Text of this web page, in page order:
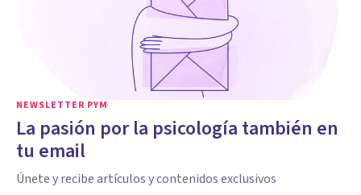
NEWSLETTER PYM
La pasión por la psicología también en
tu email
Únete y recibe artículos y contenidos exclusivos